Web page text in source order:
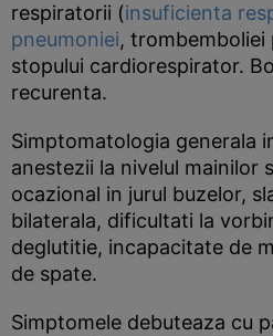
respiratorii (insuficienta
pneumoniei, trombemboliei
stopului cardiorespirator.
recurenta.
Simptomatologia generala
anestezii la nivelul mainilor
ocazional in jurul buzelor,
bilaterala, dificultati la
deglutitie, incapacitate de
de spate.
Simptomele debuteaza cu